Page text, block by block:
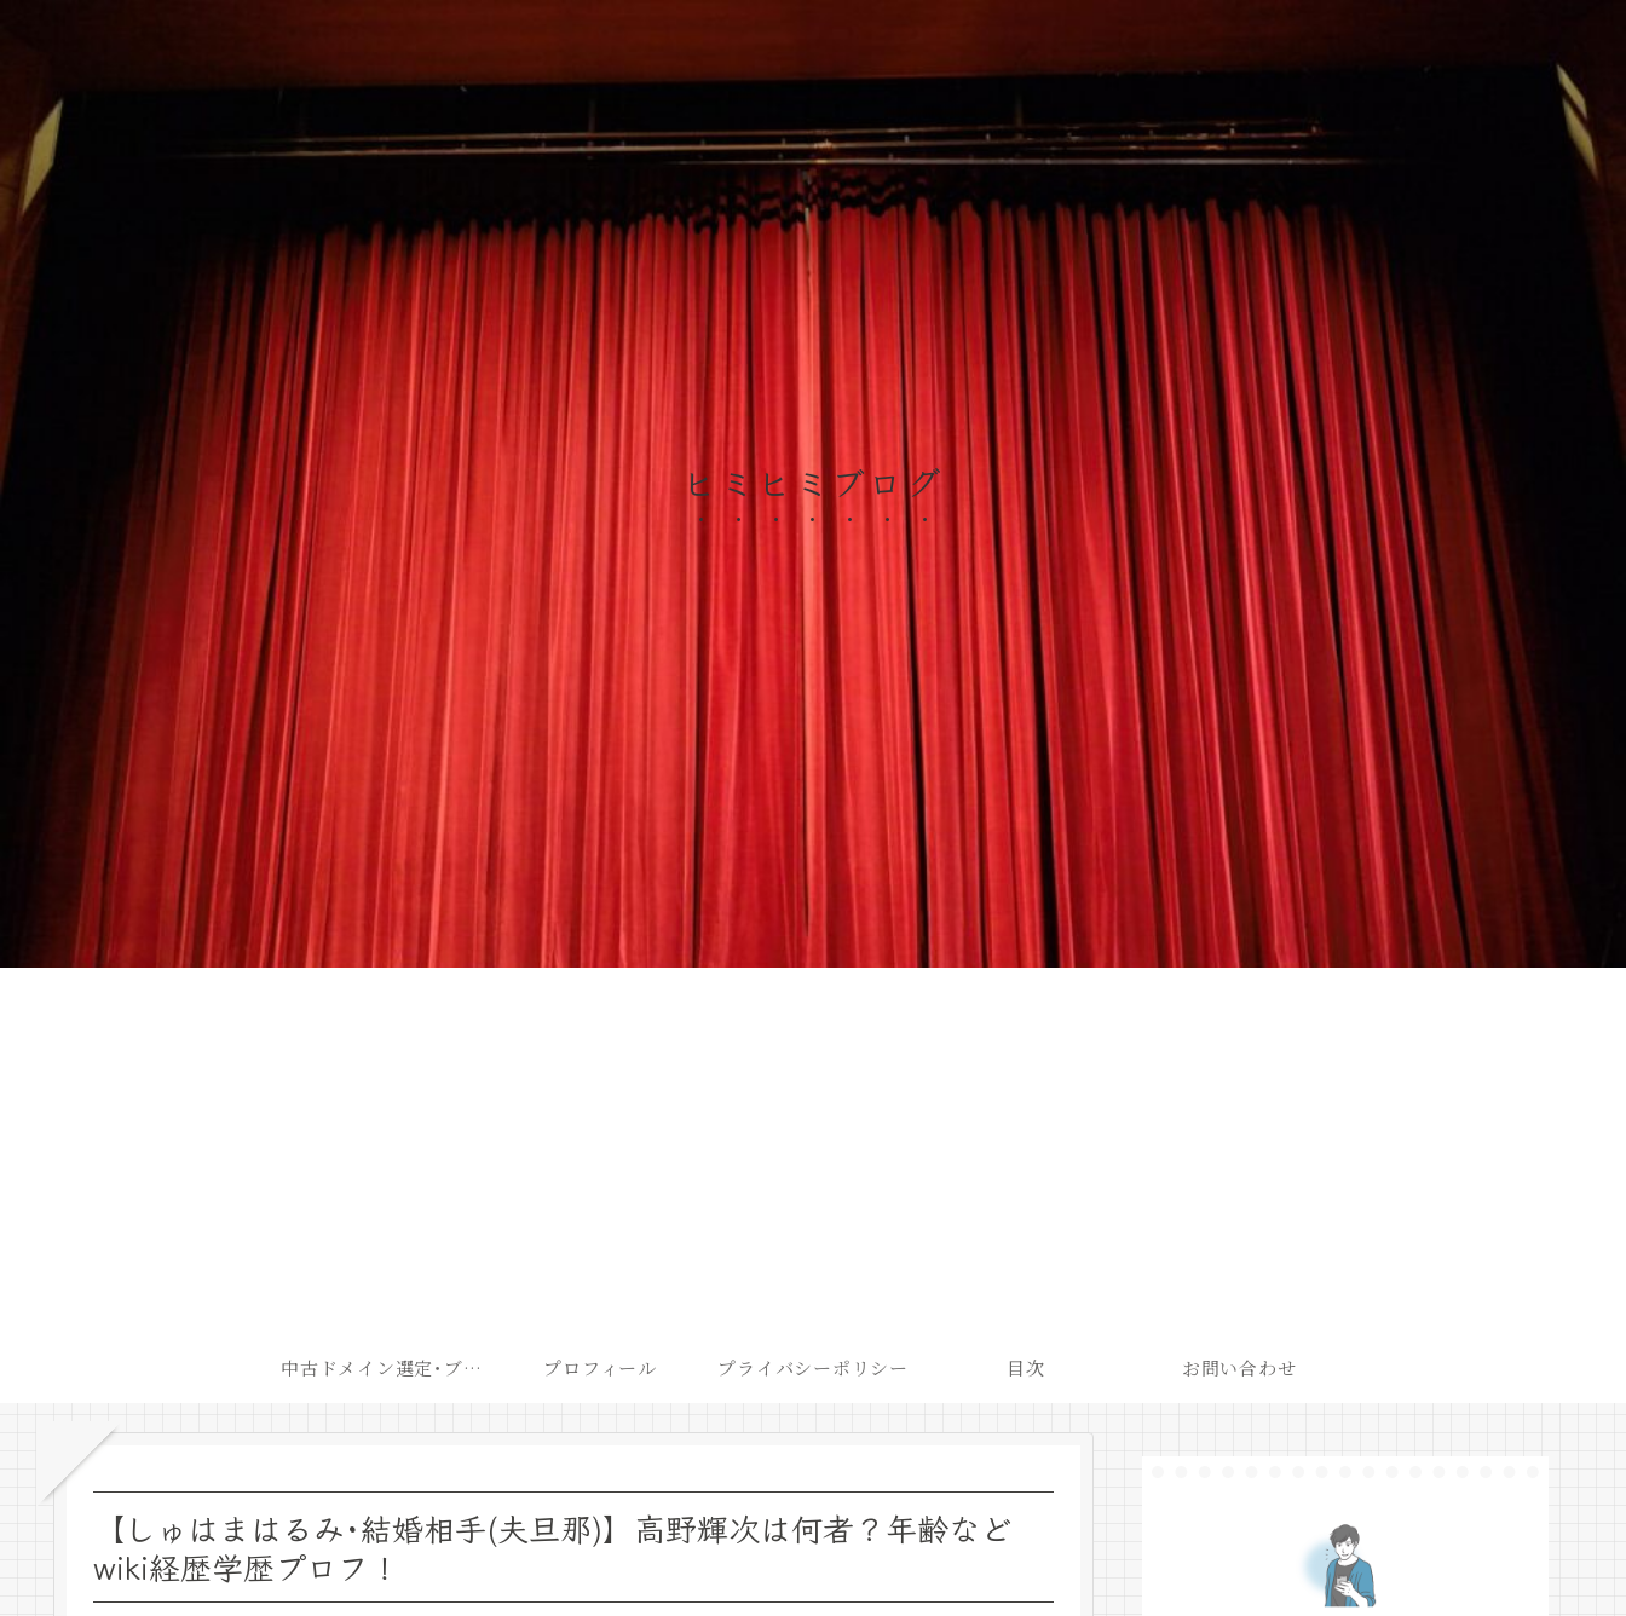
ヒミヒミブログ
中古ドメイン選定･ブログ開設後最短での収益化戦略 プロフィール プライバシーポリシー 目次 お問い合わせ
【しゅはまはるみ･結婚相手(夫旦那)】高野輝次は何者？年齢など
wiki経歴学歴プロフ！